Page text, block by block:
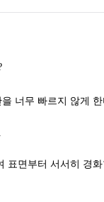
너무 빠르지 않게
표면부터 서서히 경